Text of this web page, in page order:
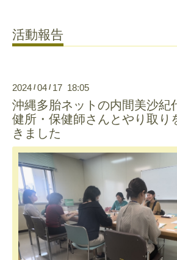
活動報告
2024 /04 / 17 18:05
沖縄多胎ネットの内間美沙紀
健所・保健師さんとやり取り
きました